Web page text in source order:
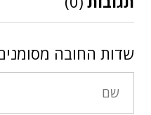
שדות החובה